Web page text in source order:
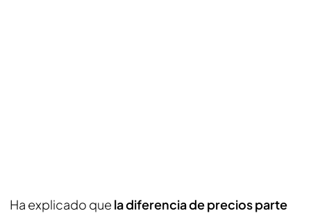
Ha explicado que la diferencia de precios parte